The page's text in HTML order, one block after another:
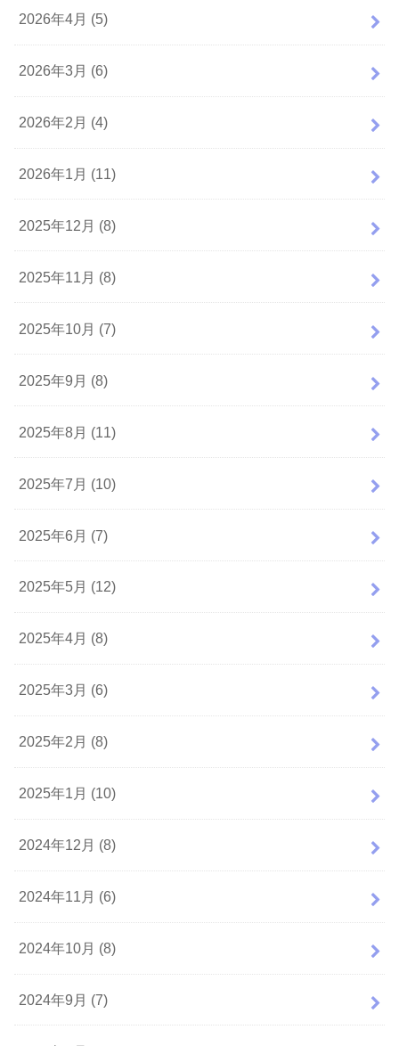
2026年4月 (5)
2026年3月 (6)
2026年2月 (4)
2026年1月 (11)
2025年12月 (8)
2025年11月 (8)
2025年10月 (7)
2025年9月 (8)
2025年8月 (11)
2025年7月 (10)
2025年6月 (7)
2025年5月 (12)
2025年4月 (8)
2025年3月 (6)
2025年2月 (8)
2025年1月 (10)
2024年12月 (8)
2024年11月 (6)
2024年10月 (8)
2024年9月 (7)